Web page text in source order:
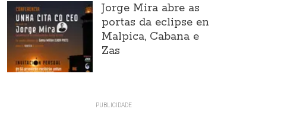
Jorge Mira abre as
portas da eclipse en
Malpica, Cabana e
Zas